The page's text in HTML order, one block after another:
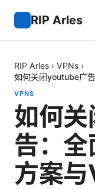
RIP Arles
RIP Arles › VPNs ›
如何关闭youtube广
VPNS
如何
告：
方案